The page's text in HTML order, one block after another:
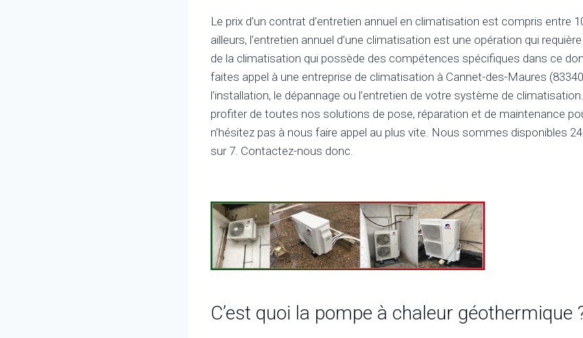
Le prix d’un contrat d’entretien annuel en climatisation est compris entre
ailleurs, l’entretien annuel d’une climatisation est une opération qui requière
de la climatisation qui possède des compétences spécifiques dans ce
faites appel à une entreprise de climatisation à Cannet-des-Maures
l’installation, le dépannage ou l’entretien de votre système de
profiter de toutes nos solutions de pose, réparation et de maintenance
n’hésitez pas à nous faire appel au plus vite. Nous sommes disponibles
sur 7. Contactez-nous donc.
C’est quoi la pompe à chaleur géothermique